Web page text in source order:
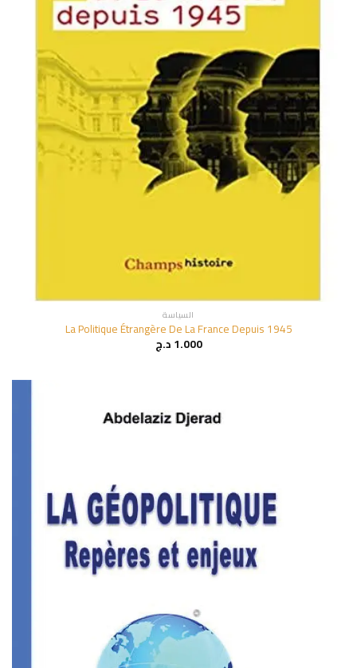
السياسة
La Politique Étrangère De La France Depuis 1945
1.000د.ج